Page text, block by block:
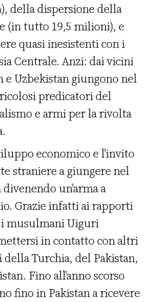
della dispersione della
(in tutto 19,5 milioni), e
quasi inesistenti con i
Centrale. Anzi: dai vicini
e Uzbekistan giungono nel
predicatori del
e armi per la rivolta
economico e l'invito
straniere a giungere nel
un'arma a
Grazie infatti ai rapporti
musulmani Uiguri
in contatto con altri
Turchia, del Pakistan,
Fino all'anno scorso
fino in Pakistan a ricevere